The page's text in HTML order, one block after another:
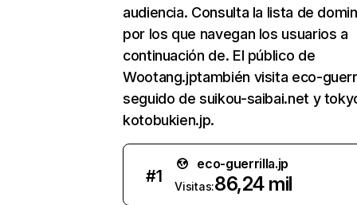
audiencia. Consulta la lista de
por los que navegan los usuarios a
continuación de. El público de
Wootang.jptambién visita eco-
seguido de suikou-saibai.net y
kotobukien.jp.
#1
eco-guerrilla.jp
Visitas:86,24 mil